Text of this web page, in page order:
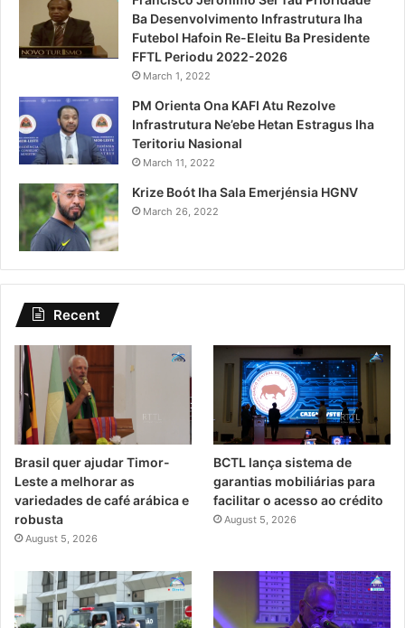
Ba Desenvolvimento Infrastrutura Iha
Futebol Hafoin Re-Eleitu Ba Presidente
FFTL Periodu 2022-2026
March 1, 2022
PM Orienta Ona KAFI Atu Rezolve
Infrastrutura Ne’ebe Hetan Estragus Iha
Teritoriu Nasional
March 11, 2022
Krize Boót Iha Sala Emerjénsia HGNV
March 26, 2022
Recent
Brasil quer ajudar Timor-
Leste a melhorar as
variedades de café arábica e
robusta
August 5, 2026
BCTL lança sistema de
garantias mobiliárias para
facilitar o acesso ao crédito
August 5, 2026